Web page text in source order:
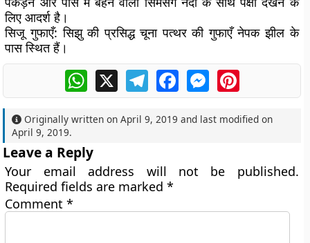
लिए आदर्श है।
सिजू गुफाएँ: सिझु की प्रसिद्ध चूना पत्थर की गुफाएँ नेपक झील के
पास स्थित हैं।
WhatsApp
X TelegramFacebookMessengerPinterest
Originally written onApril 9, 2019 and last modified on
April 9, 2019.
Leave a Reply
Your email address will not be published.
Required fields are marked*
Comment*